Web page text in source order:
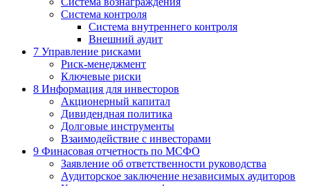
Система контроля
Система внутреннего контроля
Внешний аудит
7 Управление рисками
Риск-менеджмент
Ключевые риски
8 Информация для инвесторов
Акционерный капитал
Дивидендная политика
Долговые инструменты
Взаимодействие с инвеcторами
9 Финасовая отчетность по МСФО
Заявление об ответственности руководства
Аудиторское заключение независимых аудиторов